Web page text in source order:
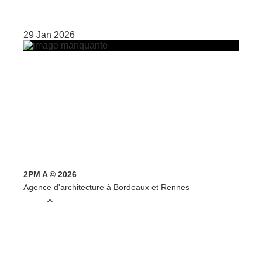
29 Jan 2026
2PM A © 2026
Agence d'architecture à Bordeaux et Rennes
